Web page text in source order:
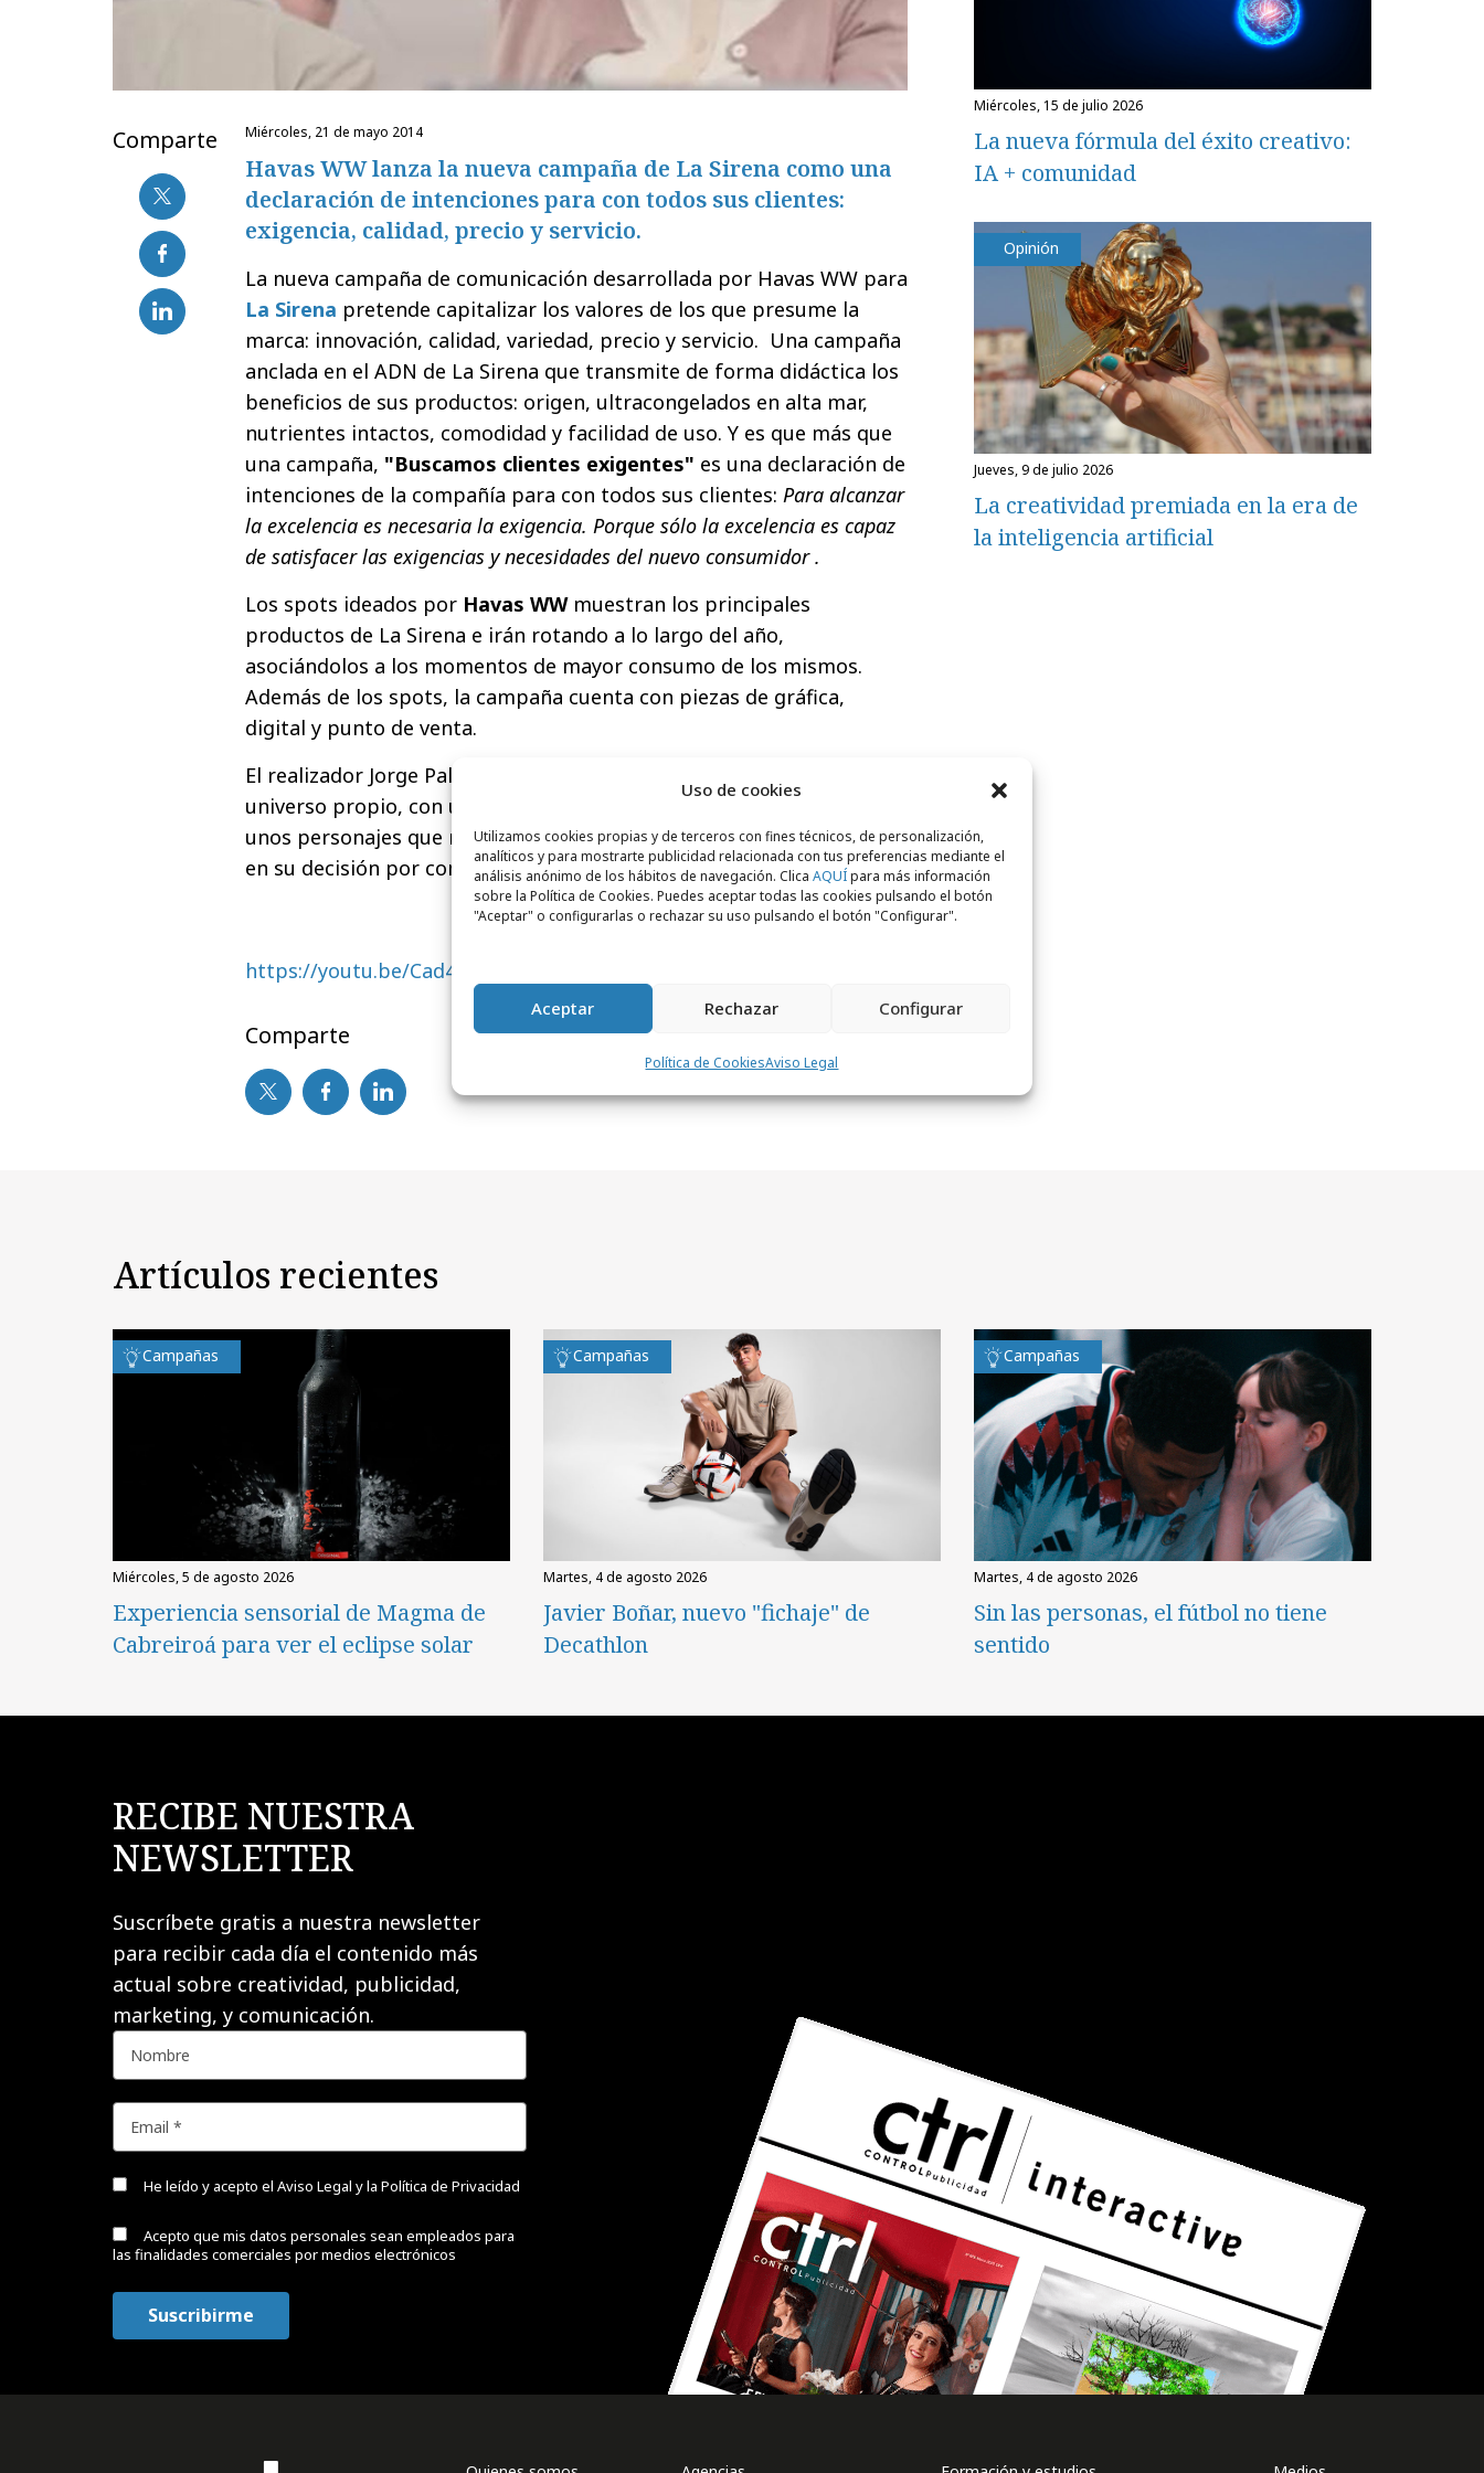
Uso de cookies
Utilizamos cookies propias y de terceros con fines técnicos, de personalización,
analíticos y para mostrarte publicidad relacionada con tus preferencias mediante el
análisis anónimo de los hábitos de navegación. Clica AQUÍpara más información
sobre la Política de Cookies. Puedes aceptar todas las cookies pulsando el botón
"Aceptar" o configurarlas o rechazar su uso pulsando el botón "Configurar".
Aceptar Rechazar Configurar
Política de CookiesAviso Legal
Comparte miércoles, 21 de mayo 2014
Havas WW lanza la nueva campaña de La Sirena como una
declaración de intenciones para con todos sus clientes:
exigencia, calidad, precio y servicio.
La nueva campaña de comunicación desarrollada por Havas WW para
La Sirena pretende capitalizar los valores de los que presume la
marca: innovación, calidad, variedad, precio y servicio. Una campaña
anclada en el ADN de La Sirena que transmite de forma didáctica los
beneficios de sus productos: origen, ultracongelados en alta mar,
nutrientes intactos, comodidad y facilidad de uso. Y es que más que
una campaña, "Buscamos clientes exigentes" es una declaración de
intenciones de la compañía para con todos sus clientes: Para alcanzar
la excelencia es necesaria la exigencia. Porque sólo la excelencia es capaz
de satisfacer las exigencias y necesidades del nuevo consumidor .
Los spots ideados por Havas WWmuestran los principales
productos de La Sirena e irán rotando a lo largo del año,
asociándolos a los momentos de mayor consumo de los mismos.
Además de los spots, la campaña cuenta con piezas de gráfica,
digital y punto de venta.
El realizador Jorge Palomar de La Cosa, ha trasladado a la pantalla un
universo propio, con una estética muy potente, un humor original y
unos personajes que nos resultan entrañables y a la vez nos atraen
en su decisión por comprar productos de la Sirena.
https://youtu.be/Cad4SQjz5R4
Comparte
miércoles, 15 de julio 2026
La nueva fórmula del éxito creativo:
IA + comunidad
Opinión
jueves, 9 de julio 2026
La creatividad premiada en la era de
la inteligencia artificial
Artículos recientes
Campañas
miércoles, 5 de agosto 2026
Experiencia sensorial de Magma de
Cabreiroá para ver el eclipse solar
Campañas
martes, 4 de agosto 2026
Javier Boñar, nuevo "fichaje" de
Decathlon
Campañas
martes, 4 de agosto 2026
Sin las personas, el fútbol no tiene
sentido
RECIBE NUESTRA
NEWSLETTER
Suscríbete gratis a nuestra newsletter
para recibir cada día el contenido más
actual sobre creatividad, publicidad,
marketing, y comunicación.
He leído y acepto el Aviso Legal y la Política de Privacidad
Acepto que mis datos personales sean empleados para
las finalidades comerciales por medios electrónicos